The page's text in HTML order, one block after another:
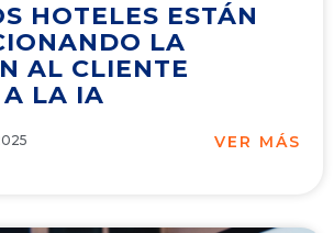
HOTELES ESTÁN
LA
AL CLIENTE
A LA IA
VER MÁS